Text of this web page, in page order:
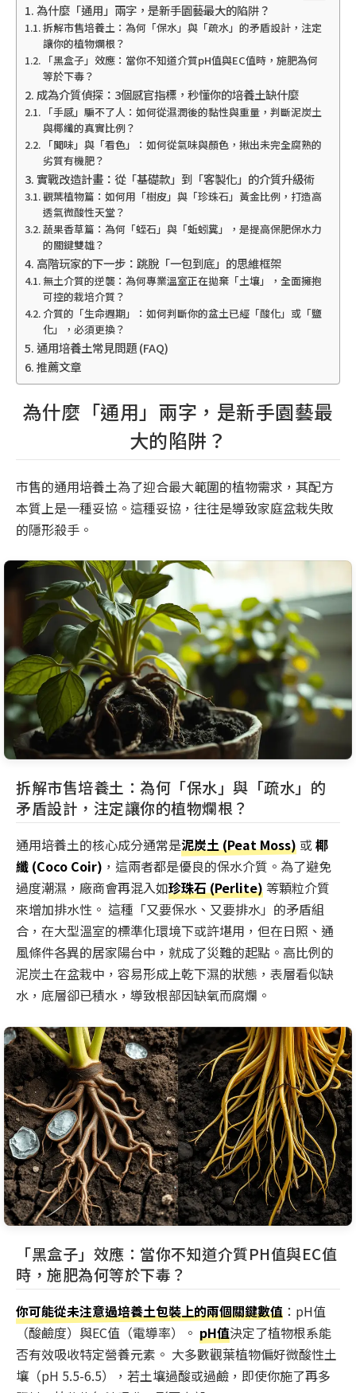
為什麼「通用」兩字，是新手園藝最大的陷阱？
拆解市售培養土：為何「保水」與「疏水」的矛盾設計，注定
讓你的植物爛根？
「黑盒子」效應：當你不知道介質pH值與EC值時，施肥為何
等於下毒？
成為介質偵探：3個感官指標，秒懂你的培養土缺什麼
「手感」騙不了人：如何從濕潤後的黏性與重量，判斷泥炭土
與椰纖的真實比例？
「聞味」與「看色」：如何從氣味與顏色，揪出未完全腐熟的
劣質有機肥？
實戰改造計畫：從「基礎款」到「客製化」的介質升級術
觀葉植物篇：如何用「樹皮」與「珍珠石」黃金比例，打造高
透氣微酸性天堂？
蔬果香草篇：為何「蛭石」與「蚯蚓糞」，是提高保肥保水力
的關鍵雙雄？
高階玩家的下一步：跳脫「一包到底」的思維框架
無土介質的逆襲：為何專業溫室正在拋棄「土壤」，全面擁抱
可控的栽培介質？
介質的「生命週期」：如何判斷你的盆土已經「酸化」或「鹽
化」，必須更換？
通用培養土常見問題 (FAQ)
推薦文章
為什麼「通用」兩字，是新手園藝最
大的陷阱？
市售的通用培養土為了迎合最大範圍的植物需求，其配方
本質上是一種妥協。這種妥協，往往是導致家庭盆栽失敗
的隱形殺手。
拆解市售培養土：為何「保水」與「疏水」的
矛盾設計，注定讓你的植物爛根？
通用培養土的核心成分通常是泥炭土 (Peat Moss) 或椰
纖 (Coco Coir) ，這兩者都是優良的保水介質。為了避免
過度潮濕，廠商會再混入如珍珠石 (Perlite) 等顆粒介質
來增加排水性。 這種「又要保水、又要排水」的矛盾組
合，在大型溫室的標準化環境下或許堪用，但在日照、通
風條件各異的居家陽台中，就成了災難的起點。高比例的
泥炭土在盆栽中，容易形成上乾下濕的狀態，表層看似缺
水，底層卻已積水，導致根部因缺氧而腐爛。
「黑盒子」效應：當你不知道介質PH值與EC值
時，施肥為何等於下毒？
你可能從未注意過培養土包裝上的兩個關鍵數值 ：pH值
（酸鹼度）與EC值（電導率）。 pH值決定了植物根系能
否有效吸收特定營養元素。 大多數觀葉植物偏好微酸性土
壤（pH 5.5-6.5），若土壤過酸或過鹼，即使你施了再多